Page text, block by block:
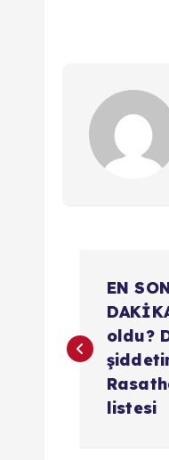
a
z
EN
oldu?
listesi